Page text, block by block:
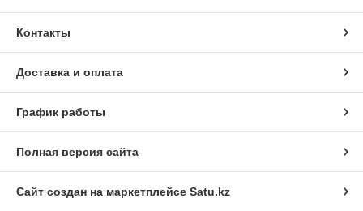
Контакты
Доставка и оплата
График работы
Полная версия сайта
Сайт создан на маркетплейсе Satu.kz